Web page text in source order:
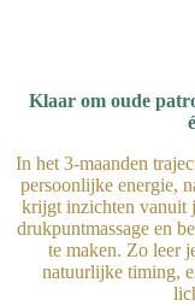
Klaar om oude
é
In het 3‑maanden
persoonlijke energie,
krijgt inzichten vanuit
drukpuntmassage en
te maken. Zo leer
natuurlijke timing,